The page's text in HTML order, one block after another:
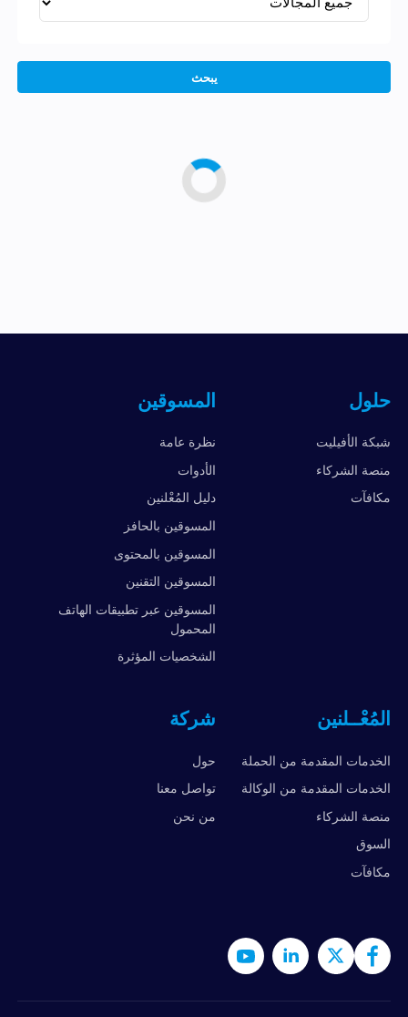
يبحث
حلول
شبكة الأفيليت
منصة الشركاء
مكافآت
المسوقين
نظرة عامة
الأدوات
دليل المُعْلنين
المسوقين بالحافز
المسوقين بالمحتوى
المسوقين التقنين
المسوقين عبر تطبيقات الهاتف
المحمول
الشخصيات المؤثرة
المُعْــلنين
الخدمات المقدمة من الحملة
الخدمات المقدمة من الوكالة
منصة الشركاء
السوق
مكافآت
شركة
حول
تواصل معنا
من نحن